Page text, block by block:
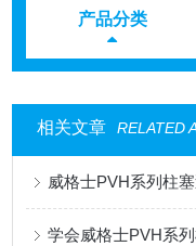
产品分类
相关文章 RELATED
威格士PVH系列柱
学会威格士PVH系